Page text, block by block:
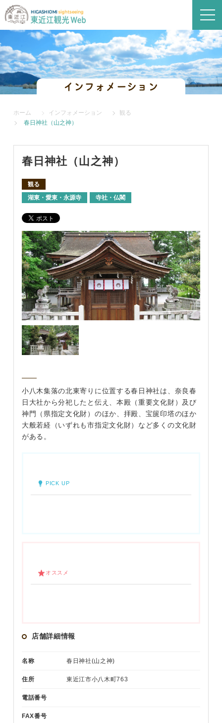
インフォメーション
ホーム インフォメーション
観る
春日神社（山之神）
春日神社（山之神）
観る
湖東・愛東・永源寺
寺社・仏閣
小八木集落の北東寄りに位置する春日神社は、奈良春
日大社から分祀したと伝え、本殿（重要文化財）及び
神門（県指定文化財）のほか、拝殿、宝篋印塔のほか
大般若経（いずれも市指定文化財）など多くの文化財
がある。
PICK UP
オススメ
店舗詳細情報
名称 春日神社(山之神)
住所 東近江市小八木町763
電話番号
FAX番号